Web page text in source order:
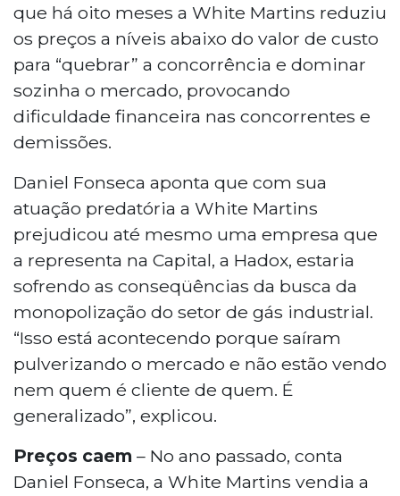
que há oito meses a White Martins reduziu
os preços a níveis abaixo do valor de custo
para “quebrar” a concorrência e dominar
sozinha o mercado, provocando
dificuldade financeira nas concorrentes e
demissões.
Daniel Fonseca aponta que com sua
atuação predatória a White Martins
prejudicou até mesmo uma empresa que
a representa na Capital, a Hadox, estaria
sofrendo as conseqüências da busca da
monopolização do setor de gás industrial.
“Isso está acontecendo porque saíram
pulverizando o mercado e não estão vendo
nem quem é cliente de quem. É
generalizado”, explicou.
Preços caem – No ano passado, conta
Daniel Fonseca, a White Martins vendia a